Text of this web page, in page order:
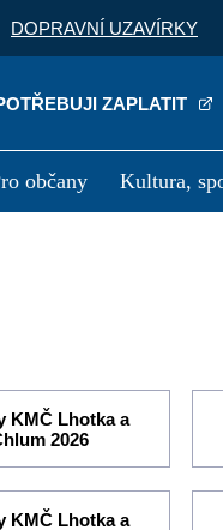
DOPRAVNÍ UZAVÍRKY
ZAPLATIT
občany Kultura,
KMČ Lhotka a
2026
KMČ Lhotka a